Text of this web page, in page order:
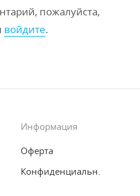
пожалуйста,
войдите.
Информация
Оферта
Конфиденциальн.